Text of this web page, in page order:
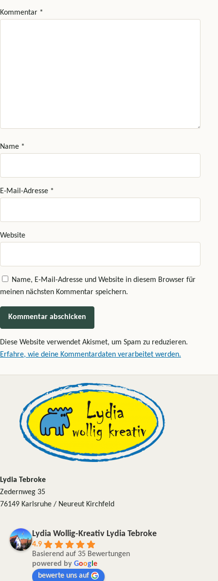
Kommentar *
Name *
E-Mail-Adresse *
Website
Name, E-Mail-Adresse und Website in diesem Browser für
meinen nächsten Kommentar speichern.
Diese Website verwendet Akismet, um Spam zu reduzieren.
Erfahre, wie deine Kommentardaten verarbeitet werden.
Lydia Tebroke
Zedernweg 35
76149 Karlsruhe / Neureut Kirchfeld
Lydia Wollig-Kreativ Lydia Tebroke
4.9
Basierend auf 35 Bewertungen
powered by Goog e
bewerte uns auf